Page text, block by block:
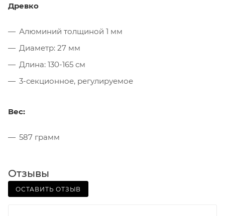
Древко
Алюминий толщиной 1 мм
Диаметр: 27 мм
Длина: 130-165 см
3-секционное, регулируемое
Вес:
587 грамм
Отзывы
ОСТАВИТЬ ОТЗЫВ